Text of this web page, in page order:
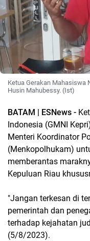
Ketua Gerakan Mahasiswa
Husin Mahubessy. (Ist)
BATAM | ESNews -
Indonesia (GMNI
Menteri Koordinator
(Menkopolhukam)
memberantas
Kepuluan Riau
"Jangan terkesan di
pemerintah dan
terhadap kejahatan
(5/8/2023).